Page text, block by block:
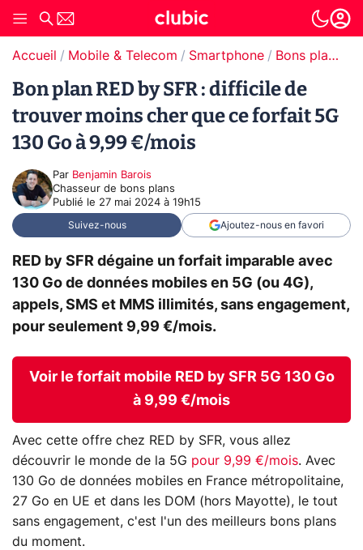
Accueil Mobile & Telecom Smartphone Bons plans Smartphones
Bon plan RED by SFR : difficile de
trouver moins cher que ce forfait 5G
130 Go à 9,99 €/mois
Par Benjamin Barois
Chasseur de bons plans
Publié le 27 mai 2024 à 19h15
Suivez-nous Ajoutez-nous en favori
RED by SFR dégaine un forfait imparable avec
130 Go de données mobiles en 5G (ou 4G),
appels, SMS et MMS illimités, sans engagement,
pour seulement 9,99 €/mois.
Voir le forfait mobile RED by SFR 5G 130 Go
à 9,99 €/mois
Avec cette offre chez RED by SFR, vous allez
découvrir le monde de la 5G pour 9,99 €/mois. Avec
130 Go de données mobiles en France métropolitaine,
27 Go en UE et dans les DOM (hors Mayotte), le tout
sans engagement, c'est l'un des meilleurs bons plans
du moment.